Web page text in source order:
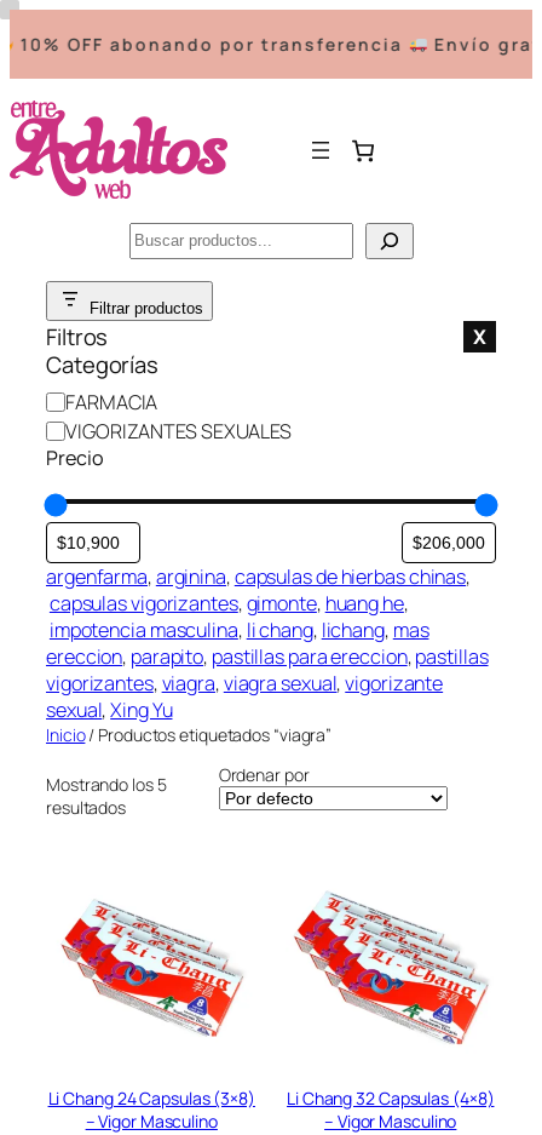
OFF abonando por transferencia Envío
Buscar
Saltar
contenido
Filtrar productos
Filtros X
Categorías
C
a
t
g
o
r
í
a
FARMACIA
VIGORIZANTES SEXUALES
Precio
argenfarma, arginina, capsulas de hierbas chinas,
capsulas vigorizantes, gimonte, huang he,
impotencia masculina, li chang, lichang, mas
ereccion, parapito, pastillas para ereccion, pastillas
vigorizantes, viagra, viagra sexual, vigorizante
sexual, Xing Yu
Inicio/ Productos etiquetados “viagra”
Mostrando los 5
resultados
Ordenar por
Li Chang 24 Capsulas (3×8)
– Vigor Masculino
Li Chang 32 Capsulas (4×8)
– Vigor Masculino